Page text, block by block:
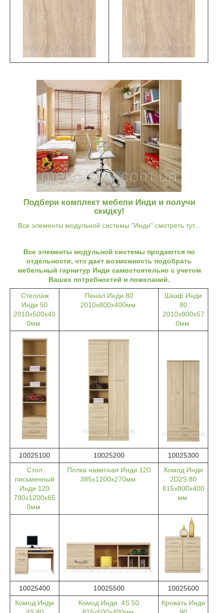
Подбери комплект мебели Инди и получи
скидку!
Все элементы модульной системы "Инди" смотреть тут...
Все элементы модульной системы продаются по
отдельности, что дает возможность подобрать
мебельный гарнитур Инди самостоятельно с учетом
Ваших потребностей и пожеланий.
Стеллаж
Инди 50
2010х500х40
0мм
Пенал Инди 80
2010х800х400мм
Шкаф Инди
80
2010х800х57
0мм
10025100 10025200
10025300
Стол
письменный
Инди 120
780х1200х65
0мм
Полка навесная Инди 120
385х1200х270мм
Комод Инди
2D2S 80
815х800х400
мм
10025400 10025500
10025600
Комод Инди
Комод Инди 4S 50
Кровать Инди